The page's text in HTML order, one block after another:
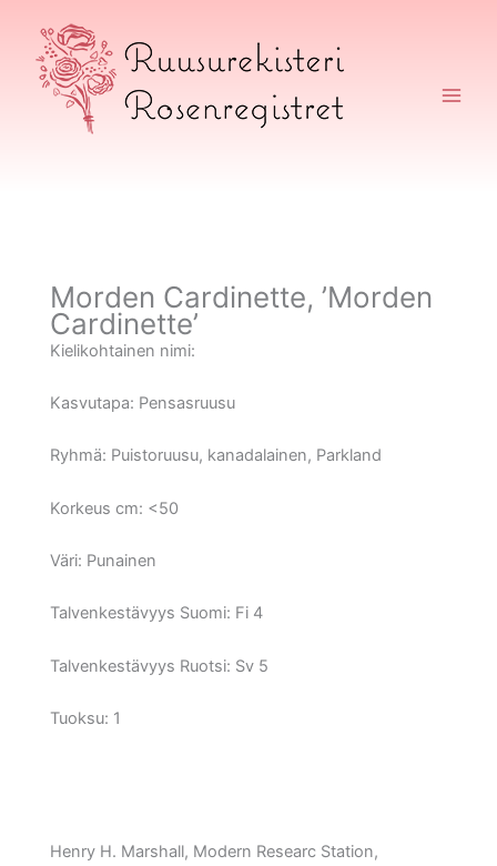
sisältöön
Morden Cardinette, ’Morden
Cardinette’
Kielikohtainen nimi:
Kasvutapa: Pensasruusu
Ryhmä: Puistoruusu, kanadalainen, Parkland
Korkeus cm: <50
Väri: Punainen
Talvenkestävyys Suomi: Fi 4
Talvenkestävyys Ruotsi: Sv 5
Tuoksu: 1
Henry H. Marshall, Modern Researc Station,